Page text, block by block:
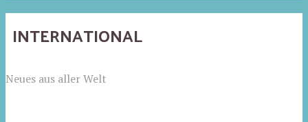
INTERNATIONAL
Neues aus aller Welt